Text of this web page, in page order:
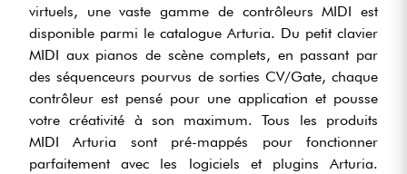
virtuels, une vaste gamme de contrôleurs MIDI est
disponible parmi le catalogue Arturia. Du petit clavier
MIDI aux pianos de scène complets, en passant par
des séquenceurs pourvus de sorties CV/Gate, chaque
contrôleur est pensé pour une application et pousse
votre créativité à son maximum. Tous les produits
MIDI Arturia sont pré-mappés pour fonctionner
parfaitement avec les logiciels et plugins Arturia.